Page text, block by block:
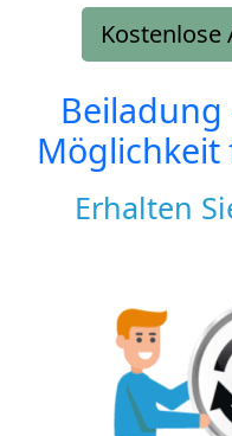
Kostenlose
Erhalten